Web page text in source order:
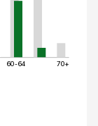
60-64 70+